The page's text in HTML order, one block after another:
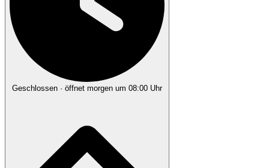
Geschlossen · öffnet morgen um 08:00 Uhr